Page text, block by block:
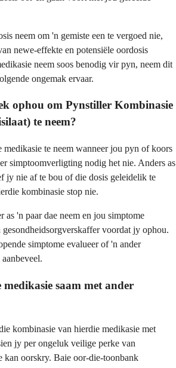
neem om 'n gemiste een te vergoed nie,
newe-effekte en potensiële oordosis
neem soos benodig vir pyn, neem dit
ongemak ervaar.
ophou om Pynstiller Kombinasie
te neem?
te neem wanneer jou pyn of koors
simptoomverligting nodig het nie. Anders as
jy nie af te bou of die dosis geleidelik te
kombinasie stop nie.
as 'n paar dae neem en jou simptome
voordat jy ophou.
simptome evalueer of 'n ander
saam met ander
kombinasie van hierdie medikasie met
jy per ongeluk veilige perke van
kan oorskry. Baie oor-die-toonbank